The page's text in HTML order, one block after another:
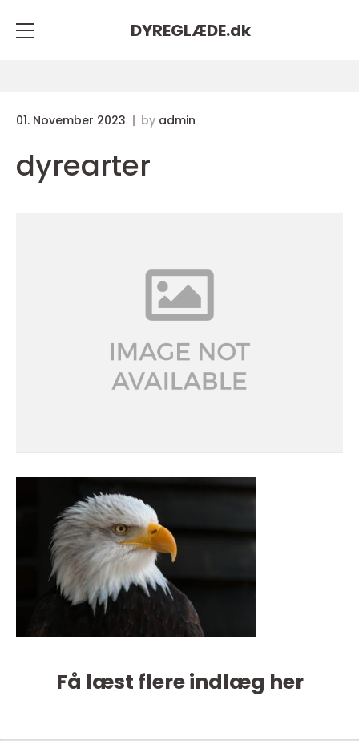
DYREGLÆDE.dk
01. November 2023 by admin
dyrearter
Få læst flere indlæg her